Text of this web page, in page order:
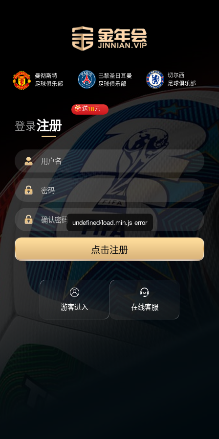
登录注册
送18元
点击注册
游客进入 在线客服
undefined/load.min.js error